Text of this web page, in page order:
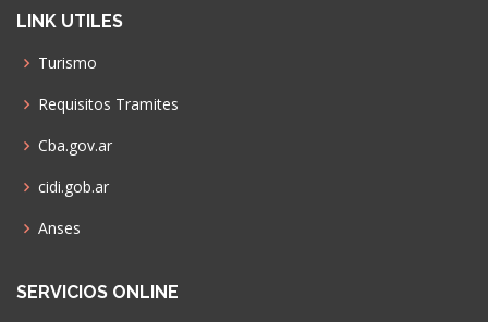
LINK UTILES
Turismo
Requisitos Tramites
Cba.gov.ar
cidi.gob.ar
Anses
SERVICIOS ONLINE